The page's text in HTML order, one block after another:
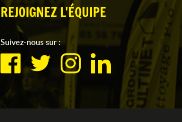
REJOIGNEZ L'ÉQUIPE
Suivez-nous sur :